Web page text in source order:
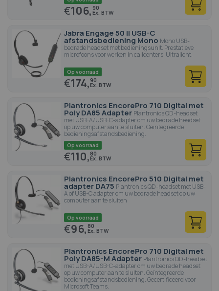
€106, 90
Jabra Engage 50 II USB-C
afstandsbediening Mono Mono USB-
bedrade headset met bedieningsunit. Prestatieve
microfoons voor werken in callcenters. Ultralicht.
Op voorraad
€174,90
Plantronics EncorePro 710 Digital met
Poly DA85 Adapter Plantronics QD-headset
met USB-A/USB-C-adapter om uw bedrade headset
op uw computer aan te sluiten. Geïntegreerde
bedieningsafstandsbediening.
Op voorraad
€110,80
Plantronics EncorePro 510 Digital met
adapter DA75 Plantronics QD-headset met USB-
A of USB-C adapter om uw bedrade headset op uw
computer aan te sluiten
Op voorraad
€96, 80
Plantronics EncorePro 710 Digital met
Poly DA85-M Adapter Plantronics QD-headset
met USB-A/USB-C-adapter om uw bedrade headset
op uw computer aan te sluiten. Geïntegreerde
bedieningsafstandsbediening. Gecertificeerd voor
Microsoft Teams.